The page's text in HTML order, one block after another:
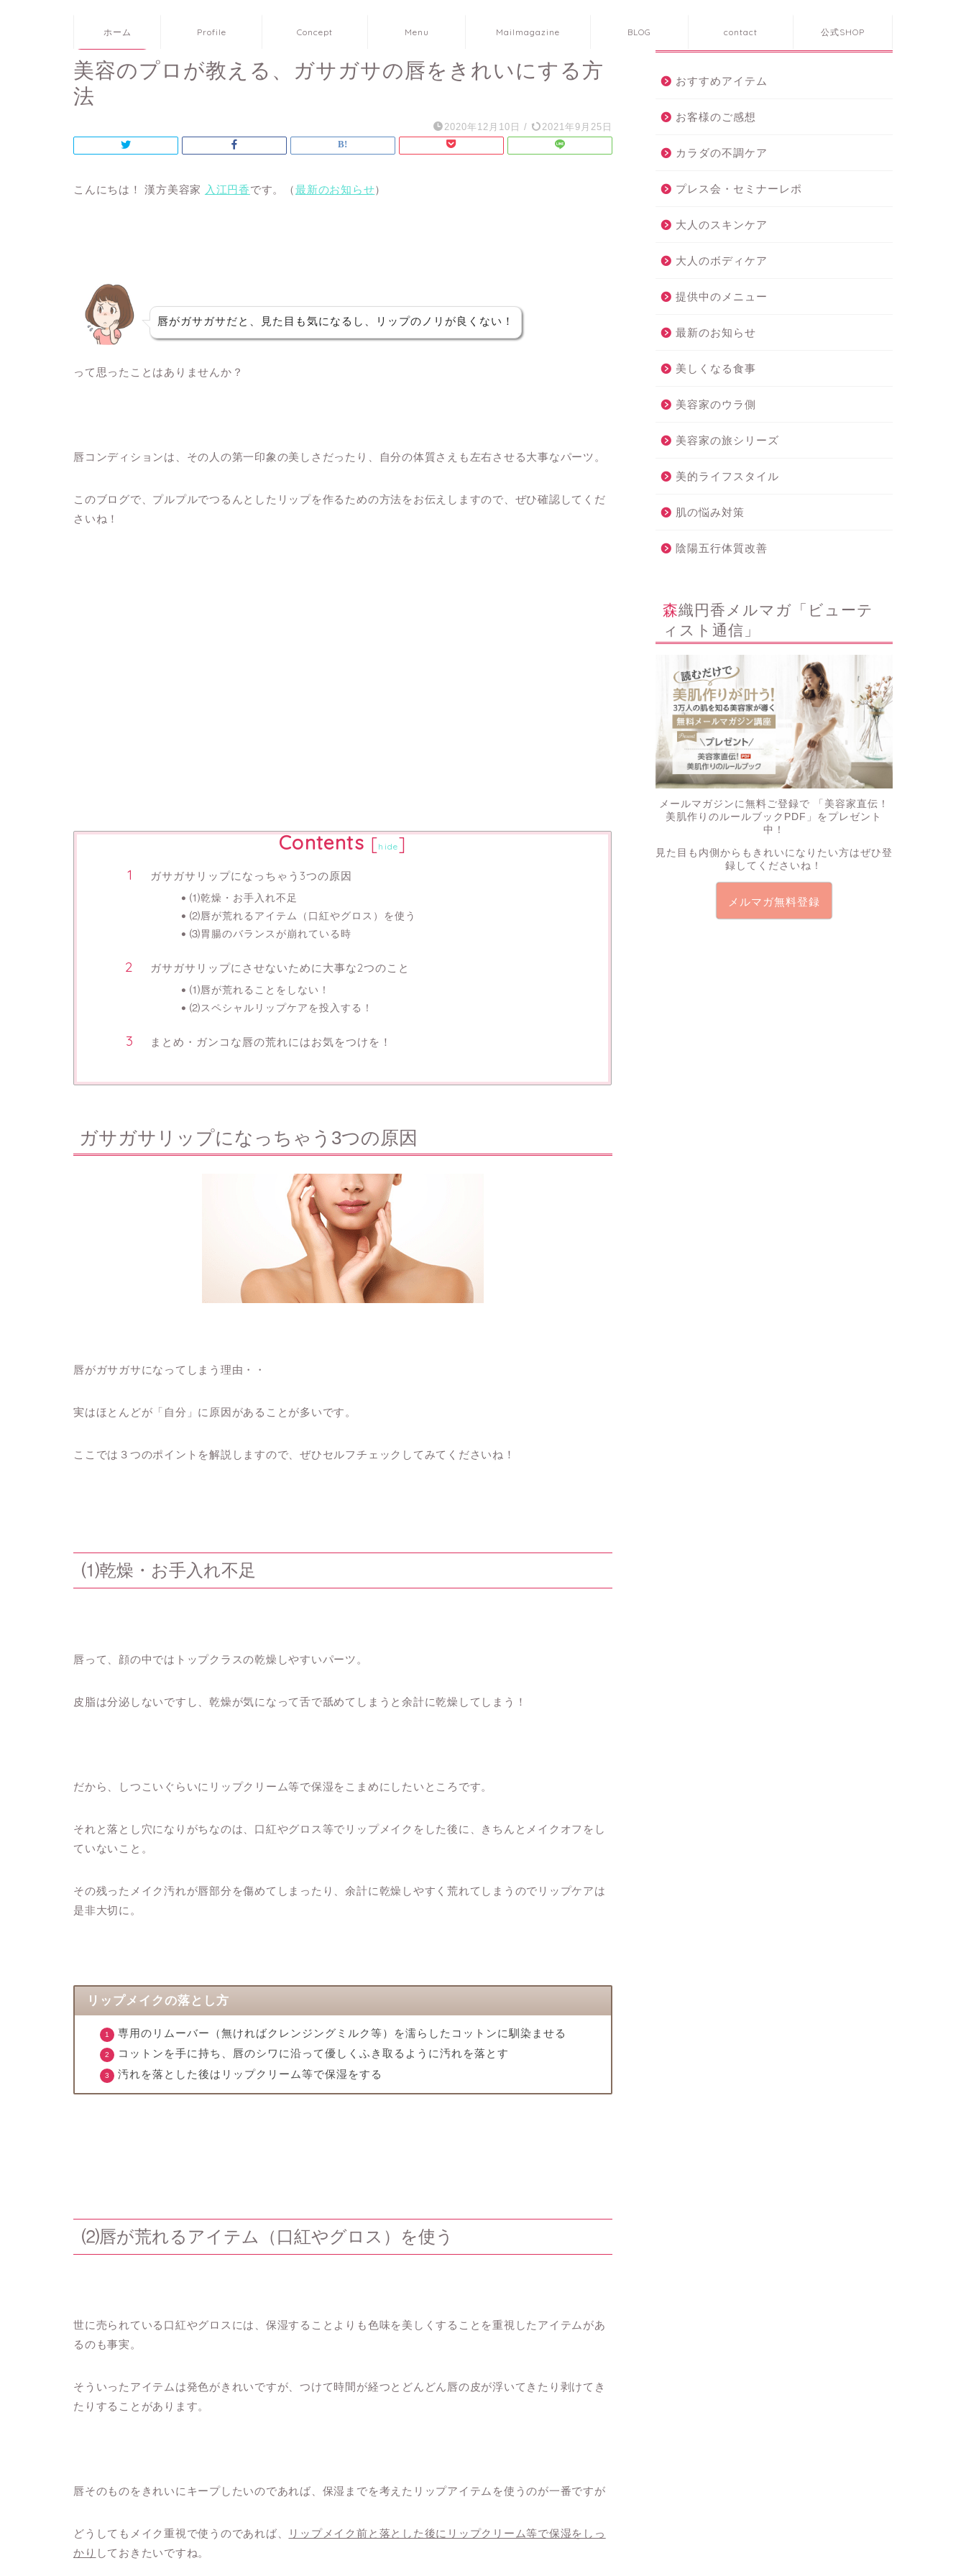
ホーム Profile Concept Menu Mailmagazine BLOG contact 公式SHOP
美容のプロが教える、ガサガサの唇をきれいにする方
法
2020年12月10日 / 2021年9月25日
こんにちは！ 漢方美容家 入江円香です。（最新のお知らせ）
唇がガサガサだと、見た目も気になるし、リップのノリが良くない！
って思ったことはありませんか？
唇コンディションは、その人の第一印象の美しさだったり、自分の体質さえも左右させる大事なパーツ。
このブログで、プルプルでつるんとしたリップを作るための方法をお伝えしますので、ぜひ確認してくだ
さいね！
Contents [hide]
ガサガサリップになっちゃう3つの原因
⑴乾燥・お手入れ不足
⑵唇が荒れるアイテム（口紅やグロス）を使う
⑶胃腸のバランスが崩れている時
ガサガサリップにさせないために大事な2つのこと
⑴唇が荒れることをしない！
⑵スペシャルリップケアを投入する！
まとめ・ガンコな唇の荒れにはお気をつけを！
ガサガサリップになっちゃう3つの原因
唇がガサガサになってしまう理由・・
実はほとんどが「自分」に原因があることが多いです。
ここでは３つのポイントを解説しますので、ぜひセルフチェックしてみてくださいね！
⑴乾燥・お手入れ不足
唇って、顔の中ではトップクラスの乾燥しやすいパーツ。
皮脂は分泌しないですし、乾燥が気になって舌で舐めてしまうと余計に乾燥してしまう！
だから、しつこいぐらいにリップクリーム等で保湿をこまめにしたいところです。
それと落とし穴になりがちなのは、口紅やグロス等でリップメイクをした後に、きちんとメイクオフをし
ていないこと。
その残ったメイク汚れが唇部分を傷めてしまったり、余計に乾燥しやすく荒れてしまうのでリップケアは
是非大切に。
リップメイクの落とし方
専用のリムーバー（無ければクレンジングミルク等）を濡らしたコットンに馴染ませる
コットンを手に持ち、唇のシワに沿って優しくふき取るように汚れを落とす
汚れを落とした後はリップクリーム等で保湿をする
⑵唇が荒れるアイテム（口紅やグロス）を使う
世に売られている口紅やグロスには、保湿することよりも色味を美しくすることを重視したアイテムがあ
るのも事実。
そういったアイテムは発色がきれいですが、つけて時間が経つとどんどん唇の皮が浮いてきたり剥けてき
たりすることがあります。
唇そのものをきれいにキープしたいのであれば、保湿までを考えたリップアイテムを使うのが一番ですが
どうしてもメイク重視で使うのであれば、
リップメイク前と落とした後にリップクリーム等で保湿をしっ
かり しておきたいですね。
カテゴリー
おすすめアイテム
お客様のご感想
カラダの不調ケア
プレス会・セミナーレポ
大人のスキンケア
大人のボディケア
提供中のメニュー
最新のお知らせ
美しくなる食事
美容家のウラ側
美容家の旅シリーズ
美的ライフスタイル
肌の悩み対策
陰陽五行体質改善
森織円香メルマガ「ビューテ
ィスト通信」
メールマガジンに無料ご登録で
「美容家直伝！
美肌作りのルールブックPDF」 をプレゼント
中！
見た目も内側からもきれいになりたい方はぜひ登
録してくださいね！
メルマガ無料登録